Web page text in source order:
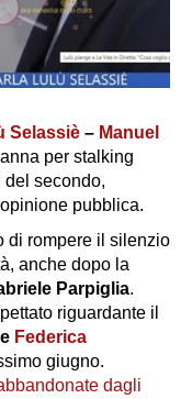
Selassiè – Manuel
per stalking
del secondo,
pubblica.
di rompere il silenzio
anche dopo la
Parpiglia.
riguardante il
e Federica
giugno.
dagli